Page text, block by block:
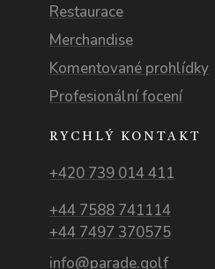
Restaurace
Merchandise
Komentované prohlídky
Profesionální focení
RYCHLÝ KONTAKT
+420 739 014 411
+44 7588 741114
+44 7497 370575
info@parade.golf